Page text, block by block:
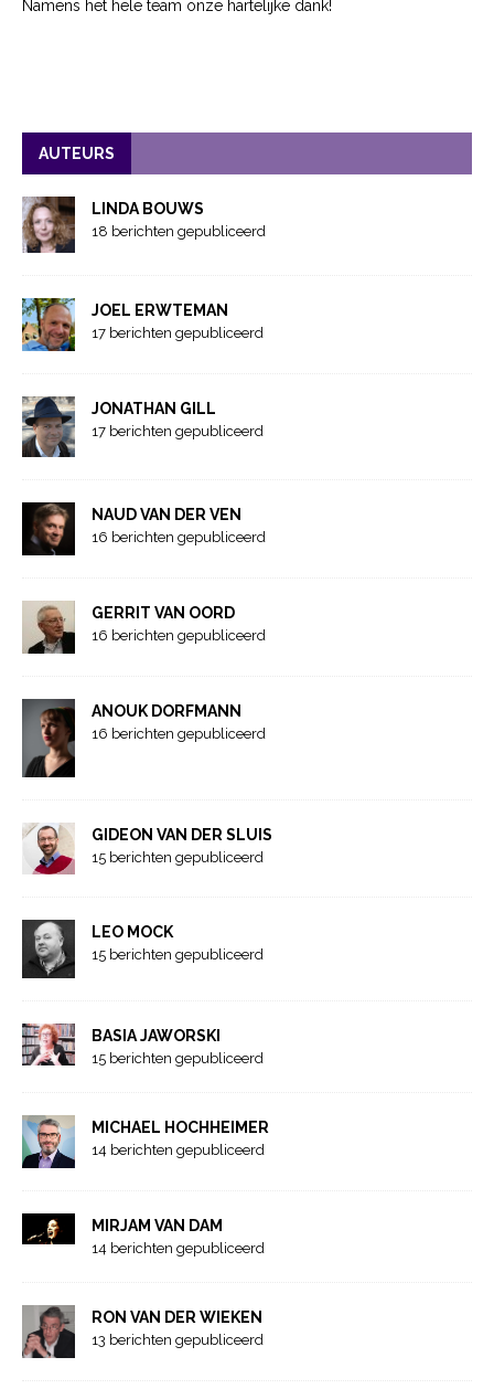
Namens het hele team onze hartelijke dank!
AUTEURS
LINDA BOUWS
18 berichten gepubliceerd
JOEL ERWTEMAN
17 berichten gepubliceerd
JONATHAN GILL
17 berichten gepubliceerd
NAUD VAN DER VEN
16 berichten gepubliceerd
GERRIT VAN OORD
16 berichten gepubliceerd
ANOUK DORFMANN
16 berichten gepubliceerd
GIDEON VAN DER SLUIS
15 berichten gepubliceerd
LEO MOCK
15 berichten gepubliceerd
BASIA JAWORSKI
15 berichten gepubliceerd
MICHAEL HOCHHEIMER
14 berichten gepubliceerd
MIRJAM VAN DAM
14 berichten gepubliceerd
RON VAN DER WIEKEN
13 berichten gepubliceerd